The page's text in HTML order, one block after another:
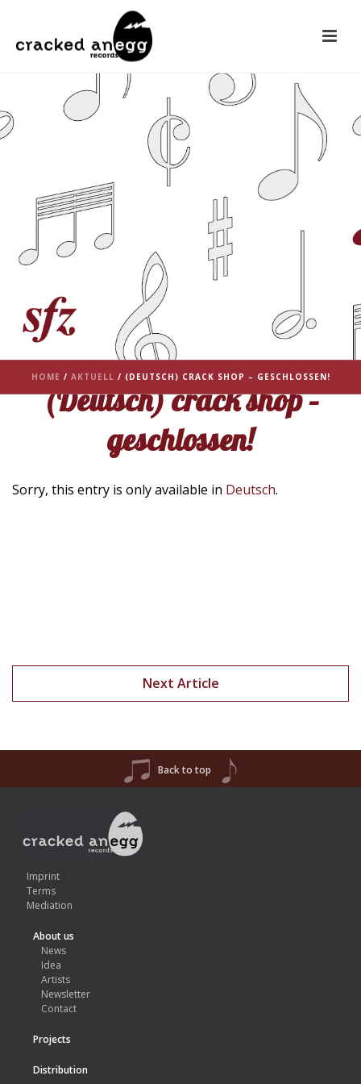
HOME / AKTUELL / (DEUTSCH) CRACK SHOP – GESCHLOSSEN!
(Deutsch) crack shop –
geschlossen!
Sorry, this entry is only available in Deutsch.
Next Article
Back to top
Imprint
Terms
Mediation
About us
News
Idea
Artists
Newsletter
Contact
Projects
Distribution